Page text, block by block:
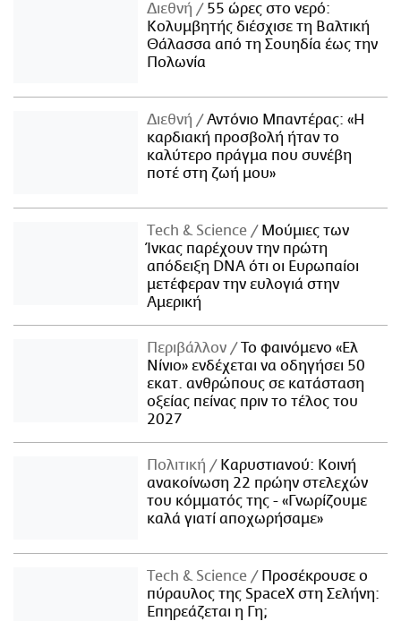
Διεθνή
55 ώρες στο νερό:
Κολυμβητής διέσχισε τη Βαλτική
Θάλασσα από τη Σουηδία έως την
Πολωνία
Διεθνή
Αντόνιο Μπαντέρας: «Η
καρδιακή προσβολή ήταν το
καλύτερο πράγμα που συνέβη
ποτέ στη ζωή μου»
Τech & Science
Μούμιες των
Ίνκας παρέχουν την πρώτη
απόδειξη DNA ότι οι Ευρωπαίοι
μετέφεραν την ευλογιά στην
Αμερική
Περιβάλλον
Το φαινόμενο «Ελ
Νίνιο» ενδέχεται να οδηγήσει 50
εκατ. ανθρώπους σε κατάσταση
οξείας πείνας πριν το τέλος του
2027
Πολιτική
Καρυστιανού: Κοινή
ανακοίνωση 22 πρώην στελεχών
του κόμματός της - «Γνωρίζουμε
καλά γιατί αποχωρήσαμε»
Τech & Science
Προσέκρουσε ο
πύραυλος της SpaceX στη Σελήνη:
Επηρεάζεται η Γη;